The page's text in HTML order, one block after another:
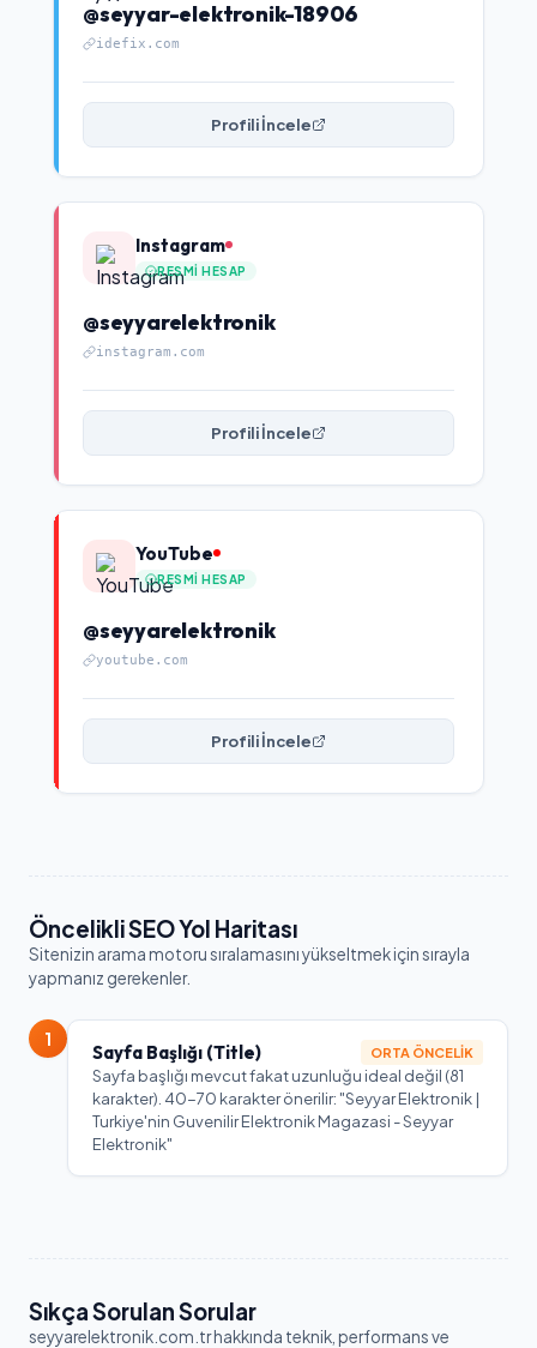
@seyyar-elektronik-18906
idefix.com
Profili İncele
Instagram
RESMI HESAP
@seyyarelektronik
instagram.com
Profili İncele
YouTube
RESMI HESAP
@seyyarelektronik
youtube.com
Profili İncele
Öncelikli SEO Yol Haritası
Sitenizin arama motoru sıralamasını yükseltmek için sırayla
yapmanız gerekenler.
1
Sayfa Başlığı (Title) ORTA ÖNCELIK
Sayfa başlığı mevcut fakat uzunluğu ideal değil (81
karakter). 40-70 karakter önerilir: "Seyyar Elektronik |
Turkiye'nin Guvenilir Elektronik Magazasi - Seyyar
Elektronik"
Sıkça Sorulan Sorular
seyyarelektronik.com.trhakkında teknik, performans ve